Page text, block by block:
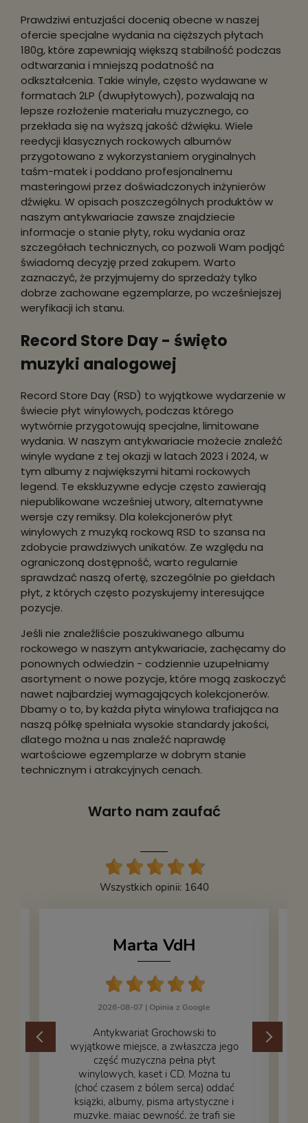
Prawdziwi entuzjaści docenią obecne w naszej
ofercie specjalne wydania na cięższych płytach
180g, które zapewniają większą stabilność podczas
odtwarzania i mniejszą podatność na
odkształcenia. Takie winyle, często wydawane w
formatach 2LP (dwupłytowych), pozwalają na
lepsze rozłożenie materiału muzycznego, co
przekłada się na wyższą jakość dźwięku. Wiele
reedycji klasycznych rockowych albumów
przygotowano z wykorzystaniem oryginalnych
taśm-matek i poddano profesjonalnemu
masteringowi przez doświadczonych inżynierów
dźwięku. W opisach poszczególnych produktów w
naszym antykwariacie zawsze znajdziecie
informacje o stanie płyty, roku wydania oraz
szczegółach technicznych, co pozwoli Wam podjąć
świadomą decyzję przed zakupem. Warto
zaznaczyć, że przyjmujemy do sprzedaży tylko
dobrze zachowane egzemplarze, po wcześniejszej
weryfikacji ich stanu.
Record Store Day - święto
muzyki analogowej
Record Store Day (RSD) to wyjątkowe wydarzenie w
świecie płyt winylowych, podczas którego
wytwórnie przygotowują specjalne, limitowane
wydania. W naszym antykwariacie możecie znaleźć
winyle wydane z tej okazji w latach 2023 i 2024, w
tym albumy z największymi hitami rockowych
legend. Te ekskluzywne edycje często zawierają
niepublikowane wcześniej utwory, alternatywne
wersje czy remiksy. Dla kolekcjonerów płyt
winylowych z muzyką rockową RSD to szansa na
zdobycie prawdziwych unikatów. Ze względu na
ograniczoną dostępność, warto regularnie
sprawdzać naszą ofertę, szczególnie po giełdach
płyt, z których często pozyskujemy interesujące
pozycje.
Jeśli nie znaleźliście poszukiwanego albumu
rockowego w naszym antykwariacie, zachęcamy do
ponownych odwiedzin - codziennie uzupełniamy
asortyment o nowe pozycje, które mogą zaskoczyć
nawet najbardziej wymagających kolekcjonerów.
Dbamy o to, by każda płyta winylowa trafiająca na
naszą półkę spełniała wysokie standardy jakości,
dlatego można u nas znaleźć naprawdę
wartościowe egzemplarze w dobrym stanie
technicznym i atrakcyjnych cenach.
Warto nam zaufać
Wszystkich opinii: 1640
Marta VdH
2026-08-07 | Opinia z Google
​Antykwariat Grochowski to
wyjątkowe miejsce, a zwłaszcza jego
część muzyczna pełna płyt
winylowych, kaset i CD. Można tu
(choć czasem z bólem serca) oddać
książki, albumy, pisma artystyczne i
muzykę, mając pewność, że trafi się